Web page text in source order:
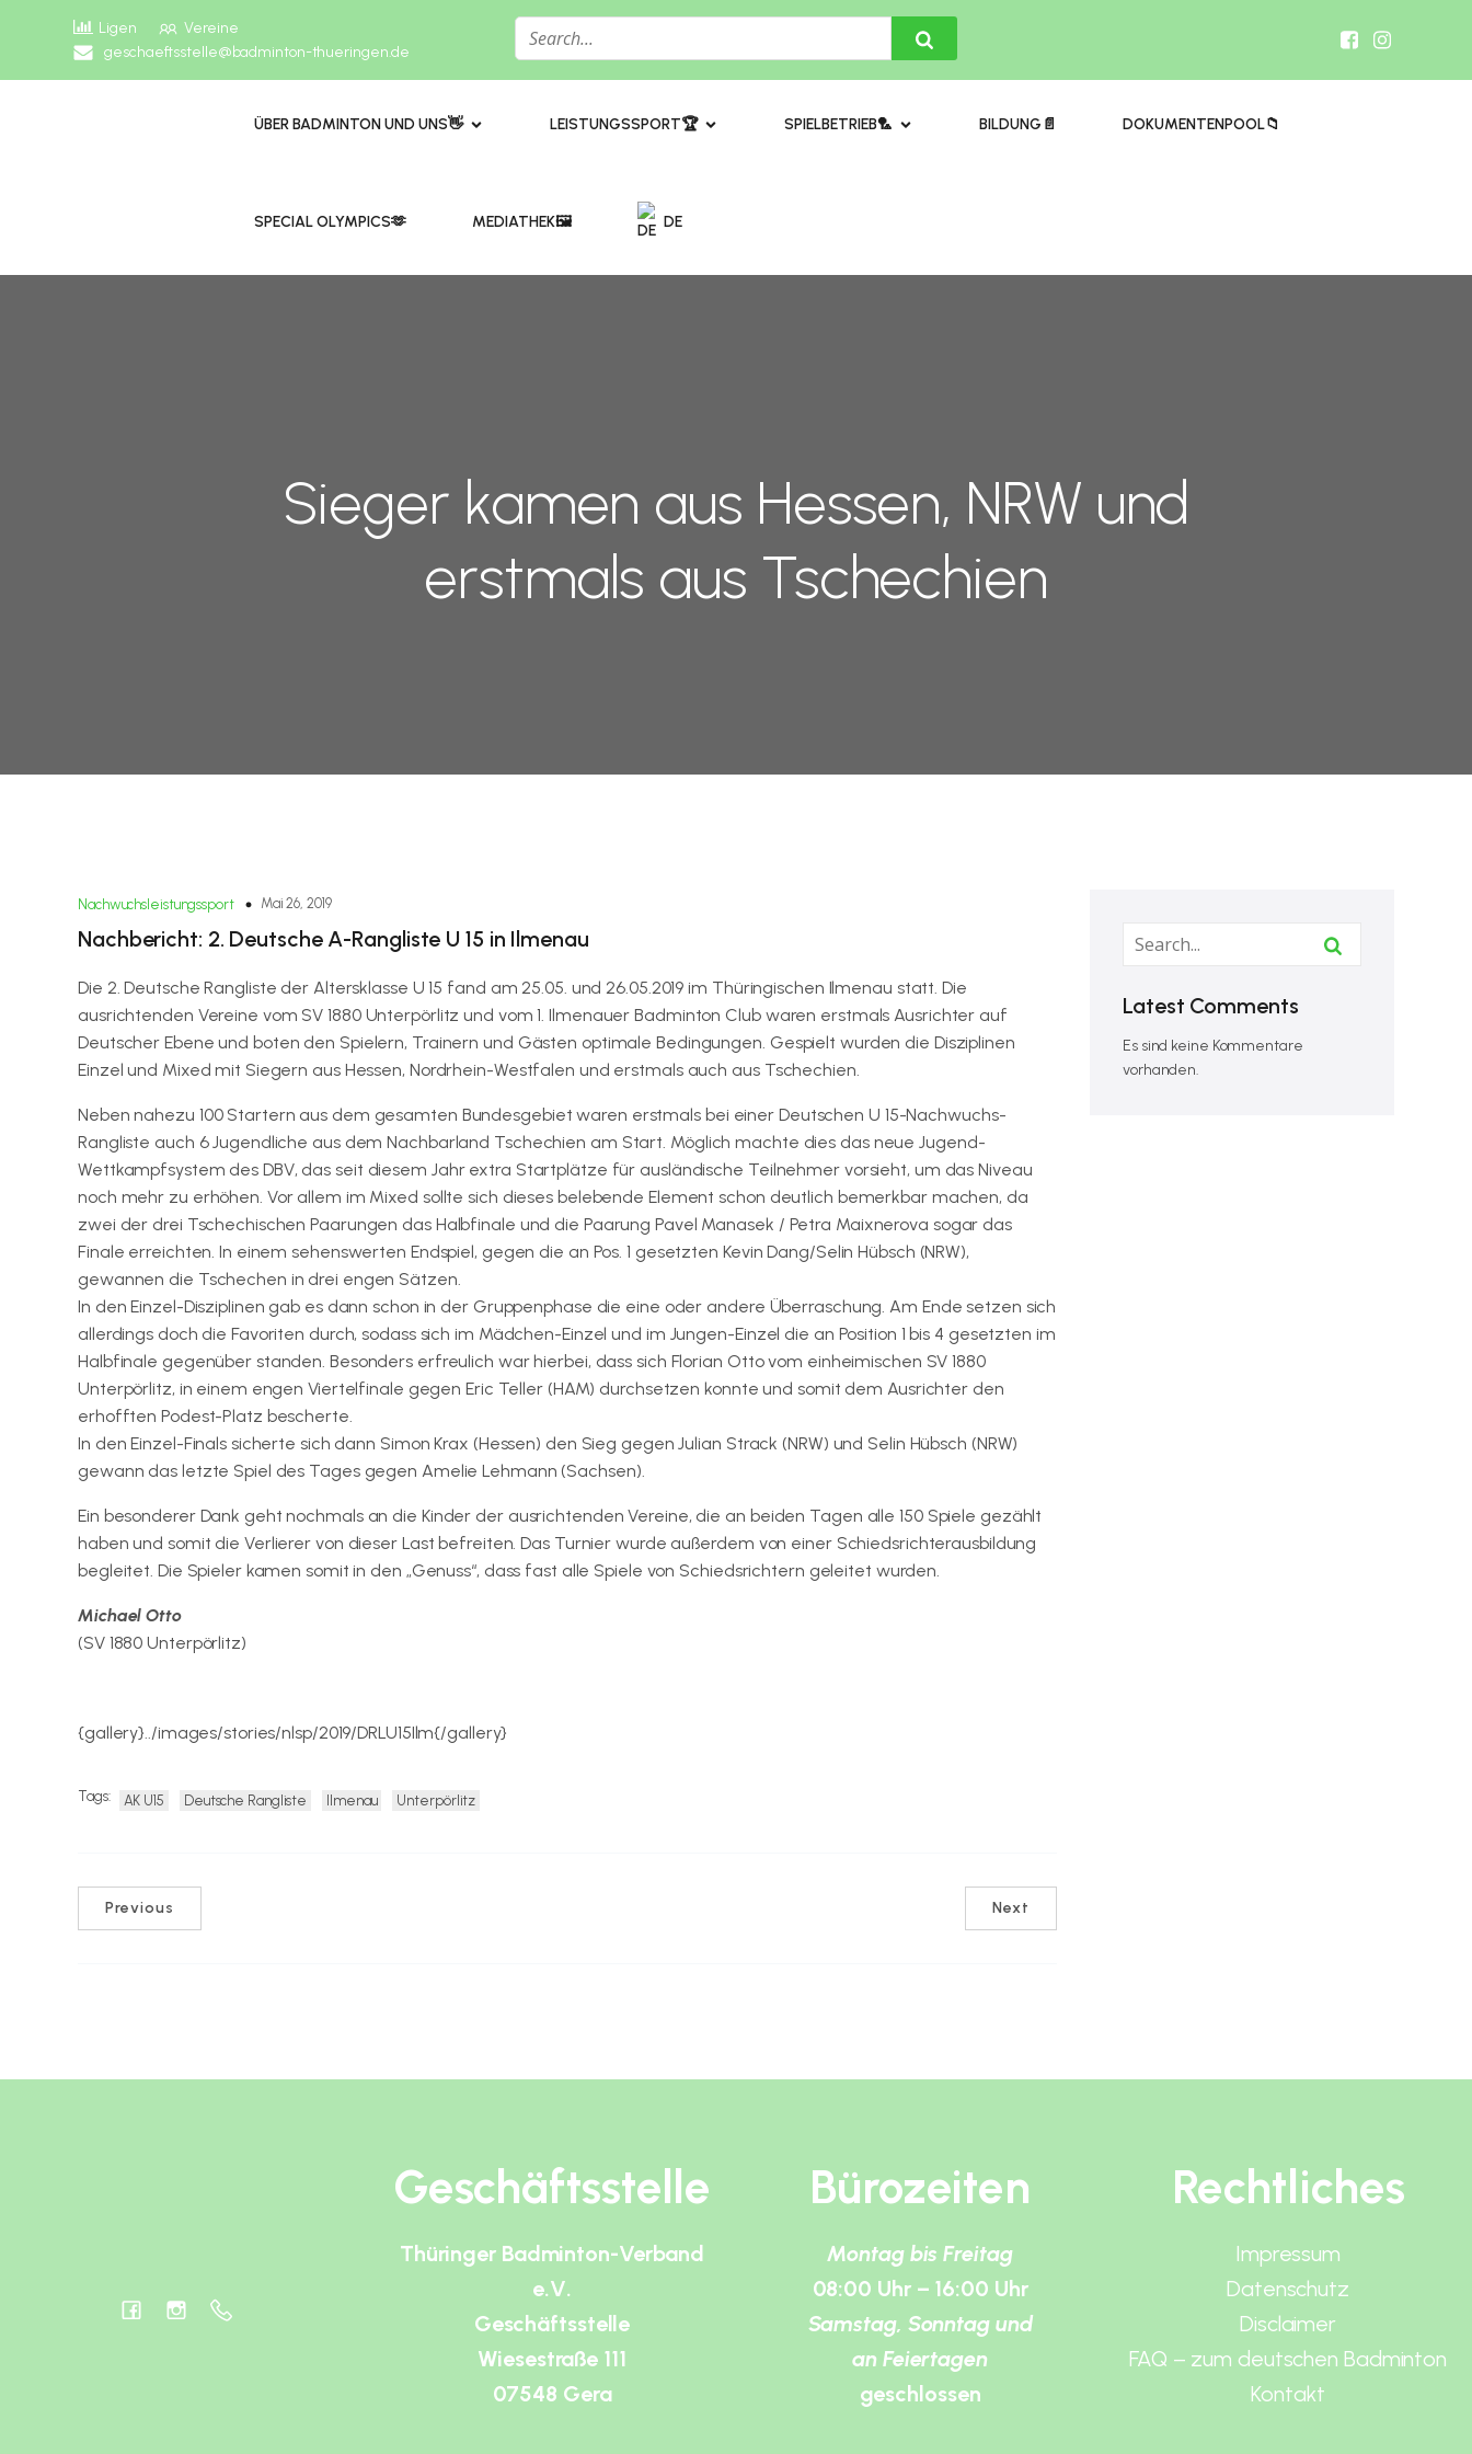
Ligen
Vereine
geschaeftsstelle@badminton-thueringen.de
ÜBER BADMINTON UND UNS👋 ​LEISTUNGSSPORT🏆 SPIELBETRIEB🏸 BILDUNG📄 DOKUMENTENPOOL📁
​​SPECIAL OLYMPICS🫶 MEDIATHEK🖼️​ DE
Sieger kamen aus Hessen, NRW und
erstmals aus Tschechien
Nachwuchsleistungssport Mai 26, 2019
Nachbericht: 2. Deutsche A-Rangliste U 15 in Ilmenau
Die 2. Deutsche Rangliste der Altersklasse U 15 fand am 25.05. und 26.05.2019 im Thüringischen Ilmenau statt. Die
ausrichtenden Vereine vom SV 1880 Unterpörlitz und vom 1. Ilmenauer Badminton Club waren erstmals Ausrichter auf
Deutscher Ebene und boten den Spielern, Trainern und Gästen optimale Bedingungen. Gespielt wurden die Disziplinen
Einzel und Mixed mit Siegern aus Hessen, Nordrhein-Westfalen und erstmals auch aus Tschechien.
Neben nahezu 100 Startern aus dem gesamten Bundesgebiet waren erstmals bei einer Deutschen U 15-Nachwuchs-
Rangliste auch 6 Jugendliche aus dem Nachbarland Tschechien am Start. Möglich machte dies das neue Jugend-
Wettkampfsystem des DBV, das seit diesem Jahr extra Startplätze für ausländische Teilnehmer vorsieht, um das Niveau
noch mehr zu erhöhen. Vor allem im Mixed sollte sich dieses belebende Element schon deutlich bemerkbar machen, da
zwei der drei Tschechischen Paarungen das Halbfinale und die Paarung Pavel Manasek / Petra Maixnerova sogar das
Finale erreichten. In einem sehenswerten Endspiel, gegen die an Pos. 1 gesetzten Kevin Dang/Selin Hübsch (NRW),
gewannen die Tschechen in drei engen Sätzen.
In den Einzel-Disziplinen gab es dann schon in der Gruppenphase die eine oder andere Überraschung. Am Ende setzen sich
allerdings doch die Favoriten durch, sodass sich im Mädchen-Einzel und im Jungen-Einzel die an Position 1 bis 4 gesetzten im
Halbfinale gegenüber standen. Besonders erfreulich war hierbei, dass sich Florian Otto vom einheimischen SV 1880
Unterpörlitz, in einem engen Viertelfinale gegen Eric Teller (HAM) durchsetzen konnte und somit dem Ausrichter den
erhofften Podest-Platz bescherte.
In den Einzel-Finals sicherte sich dann Simon Krax (Hessen) den Sieg gegen Julian Strack (NRW) und Selin Hübsch (NRW)
gewann das letzte Spiel des Tages gegen Amelie Lehmann (Sachsen).
Ein besonderer Dank geht nochmals an die Kinder der ausrichtenden Vereine, die an beiden Tagen alle 150 Spiele gezählt
haben und somit die Verlierer von dieser Last befreiten. Das Turnier wurde außerdem von einer Schiedsrichterausbildung
begleitet. Die Spieler kamen somit in den „Genuss“, dass fast alle Spiele von Schiedsrichtern geleitet wurden.
Michael Otto
(SV 1880 Unterpörlitz)
{gallery}../images/stories/nlsp/2019/DRLU15Ilm{/gallery}
Tags: AK U15 Deutsche Rangliste Ilmenau Unterpörlitz
Previous Next
Latest Comments
Es sind keine Kommentare
vorhanden.
Geschäftsstelle
Thüringer Badminton-Verband
e.V.
Geschäftsstelle
Wiesestraße 111
07548 Gera
Bürozeiten
Montag bis Freitag
08:00 Uhr – 16:00 Uhr
Samstag, Sonntag und
an Feiertagen
geschlossen
Rechtliches
Impressum
Datenschutz
Disclaimer
FAQ – zum deutschen Badminton
Kontakt